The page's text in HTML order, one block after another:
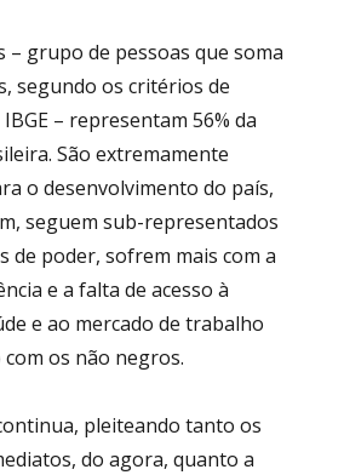
– grupo de pessoas que soma
segundo os critérios de
– representam 56% da
São extremamente
o desenvolvimento do país,
seguem sub-representados
de poder, sofrem mais com a
e a falta de acesso à
e ao mercado de trabalho
os não negros.
pleiteando tanto os
do agora, quanto a